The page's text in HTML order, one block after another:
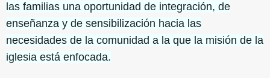
las familias una oportunidad de integración, de
enseñanza y de sensibilización hacia las
necesidades de la comunidad a la que la misión de la
iglesia está enfocada.